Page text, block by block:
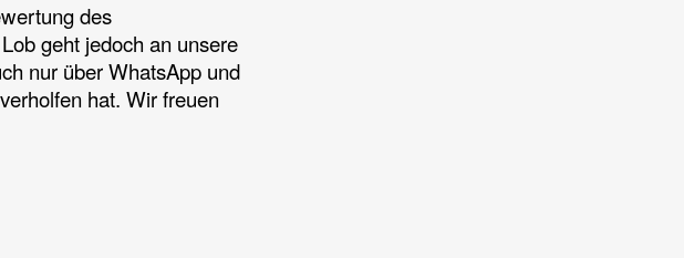
des
geht jedoch an unsere
nur über WhatsApp und
hat. Wir freuen